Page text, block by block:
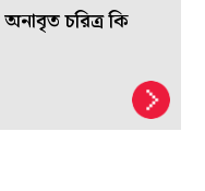
চরিত্র কি